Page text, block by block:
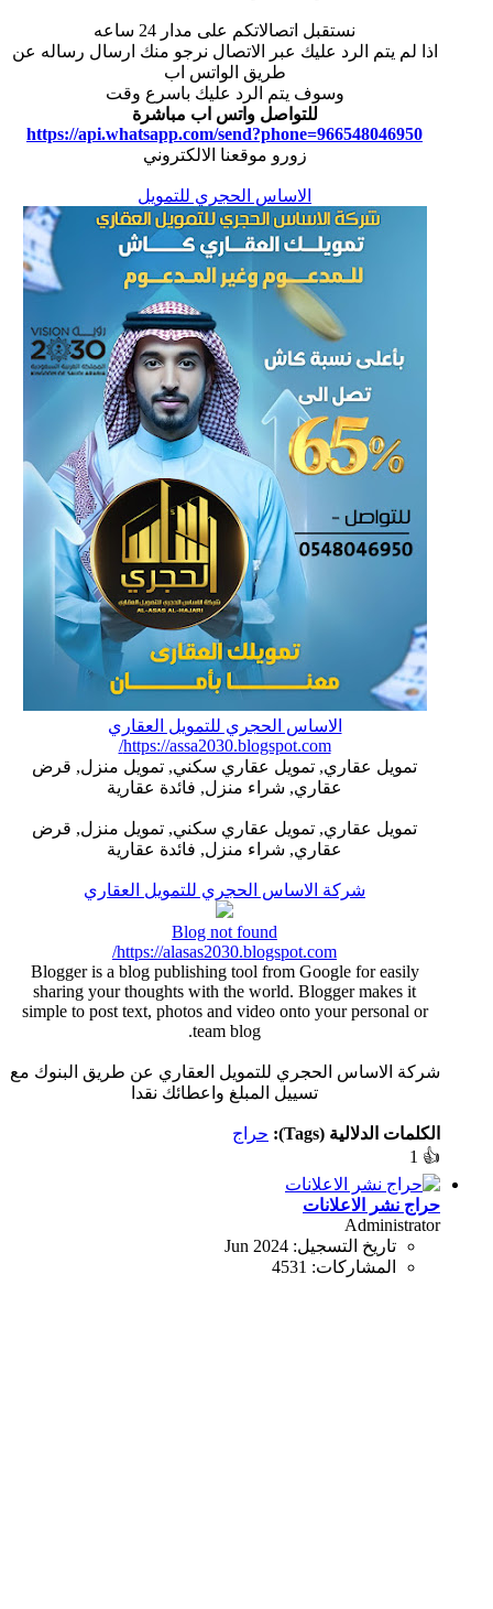
نستقبل اتصالاتكم على مدار 24 ساعه
اذا لم يتم الرد عليك عبر الاتصال نرجو منك ارسال رساله عن
طريق الواتس اب
وسوف يتم الرد عليك باسرع وقت
للتواصل واتس اب مباشرة
https://api.whatsapp.com/send?phone=966548046950
زورو موقعنا الالكتروني
الاساس الحجري للتمويل
الاساس الحجري للتمويل العقاري
https://assa2030.blogspot.com/
تمويل عقاري, تمويل عقاري سكني, تمويل منزل, قرض
عقاري, شراء منزل, فائدة عقارية
تمويل عقاري, تمويل عقاري سكني, تمويل منزل, قرض
عقاري, شراء منزل, فائدة عقارية
شركة الاساس الحجري للتمويل العقاري
Blog not found
https://alasas2030.blogspot.com/
Blogger is a blog publishing tool from Google for easily
sharing your thoughts with the world. Blogger makes it
simple to post text, photos and video onto your personal or
team blog.
شركة الاساس الحجري للتمويل العقاري عن طريق البنوك مع
تسييل المبلغ واعطائك نقدا
الكلمات الدلالية (Tags):
حراج
👍
1
حراج نشر الاعلانات
Administrator
تاريخ التسجيل: Jun 2024
المشاركات: 4531